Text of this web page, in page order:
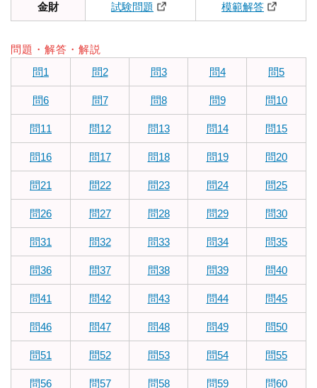
金財 試験問題 模範解答
問題・解答・解説
問1
問2 問3 問4 問5
問6 問7 問8 問9 問10
問11 問12 問13 問14 問15
問16 問17 問18 問19 問20
問21 問22 問23 問24 問25
問26 問27 問28 問29 問30
問31 問32 問33 問34 問35
問36 問37 問38 問39 問40
問41 問42 問43 問44 問45
問46 問47 問48 問49 問50
問51 問52 問53 問54 問55
問56 問57 問58 問59 問60